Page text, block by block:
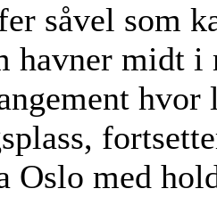
såvel som
havner midt
Oslo med